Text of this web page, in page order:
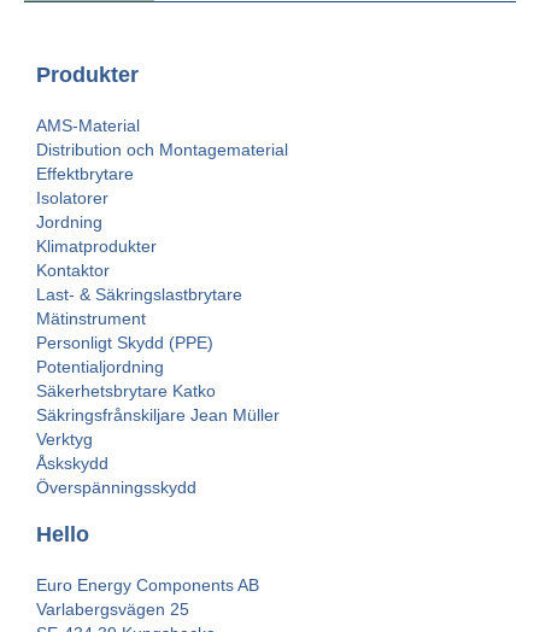
Produkter
AMS-Material
Distribution och Montagematerial
Effektbrytare
Isolatorer
Jordning
Klimatprodukter
Kontaktor
Last- & Säkringslastbrytare
Mätinstrument
Personligt Skydd (PPE)
Potentialjordning
Säkerhetsbrytare Katko
Säkringsfrånskiljare Jean Müller
Verktyg
Åskskydd
Överspänningsskydd
Hello
Euro Energy Components AB
Varlabergsvägen 25